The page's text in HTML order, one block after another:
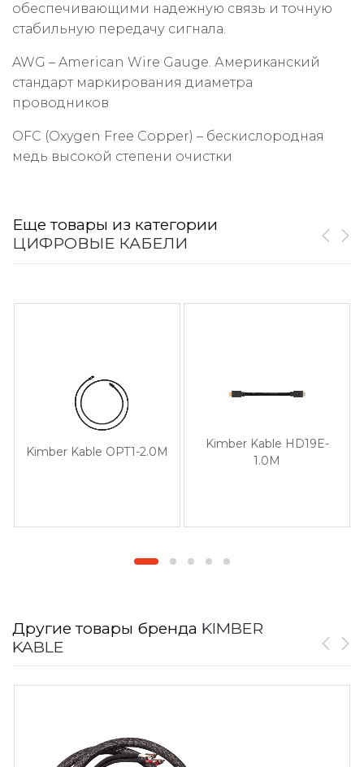
обеспечивающими надежную связь и точную
стабильную передачу сигнала.
AWG – American Wire Gauge. Американский
стандарт маркирования диаметра
проводников
OFC (Oxygen Free Copper) – бескислородная
медь высокой степени очистки
Еще товары из категории
ЦИФРОВЫЕ КАБЕЛИ
Kimber Kable OPT1-2.0M
Kimber Kable HD19E-
1.0M
Другие товары бренда KIMBER
KABLE